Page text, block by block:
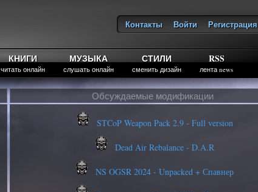
Контакты Войти
Регистрация
КНИГИ
читать онлайн
МУЗЫКА
слушать онлайн
СТИЛИ
сменить дизайн
RSS
лента news
Обсуждаемые модификации
STCoP Weapon Pack 2.9 - Full version
Dead Air Rebalance - D.A.R
NS OGSR 2024 - Unpacked + Спавнер